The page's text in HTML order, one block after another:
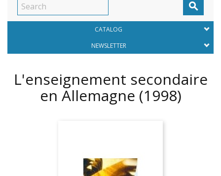

CATALOG
NEWSLETTER
L'enseignement secondaire
en Allemagne (1998)